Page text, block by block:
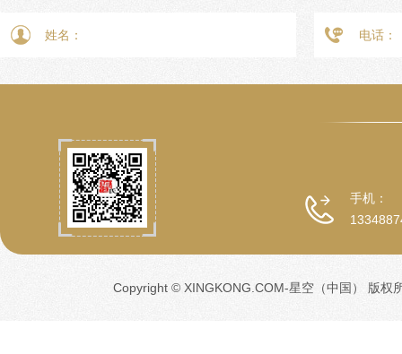
手机：
Copyright © XINGKONG.COM-星空（中国） 版权